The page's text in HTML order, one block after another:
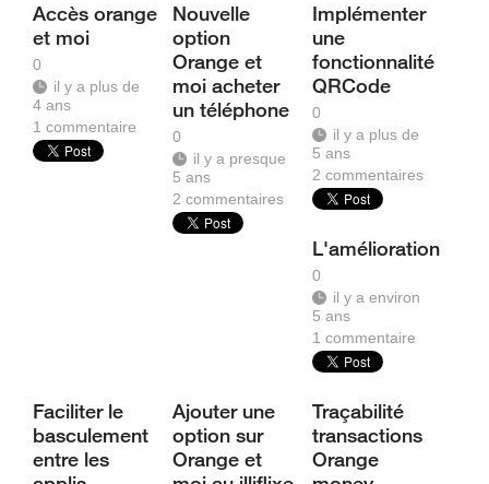
Accès orange
et moi
0
il y a plus de
4 ans
1 commentaire
Nouvelle
option
Orange et
moi acheter
un téléphone
0
il y a presque
5 ans
2commentaires
Implémenter
une
fonctionnalité
QRCode
0
il y a plus de
5 ans
2commentaires
L'amélioration
0
il y a environ
5 ans
1commentaire
Faciliter le
basculement
entre les
Ajouter une
option sur
Orange et
Traçabilité
transactions
Orange